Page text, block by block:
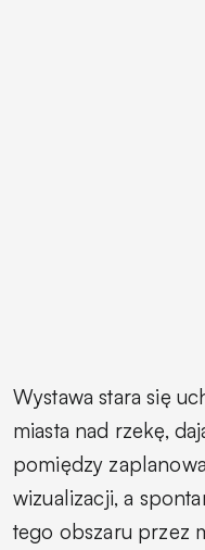
Wystawa stara się
miasta nad rzekę,
pomiędzy
wizualizacji, a
tego obszaru przez